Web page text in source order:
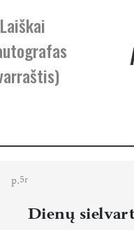
p.5r
Dienų